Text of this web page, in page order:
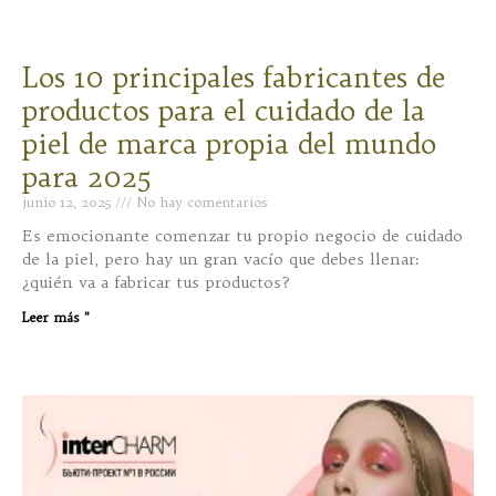
Los 10 principales fabricantes de
productos para el cuidado de la
piel de marca propia del mundo
para 2025
junio 12, 2025 No hay comentarios
Es emocionante comenzar tu propio negocio de cuidado
de la piel, pero hay un gran vacío que debes llenar:
¿quién va a fabricar tus productos?
Leer más "